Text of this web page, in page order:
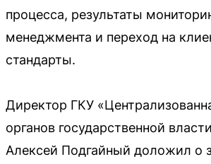
процесса, результаты
менеджмента и переход на
стандарты.
Директор ГКУ
органов государственной
Алексей Подгайный доложил о